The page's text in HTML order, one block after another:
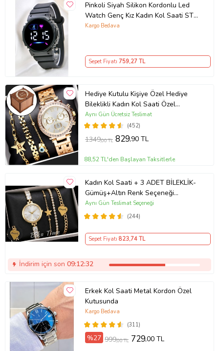
Pinkoli Siyah Silikon Kordonlu Led
Watch Genç Kız Kadın Kol Saati ST-
304141
Kargo Bedava
Sepet Fiyatı 759,27 TL
Hediye Kutulu Kişiye Özel Hediye
Bileklikli Kadın Kol Saati Özel
Kutusunda (Gold)
(452)
Aynı Gün Ücretsiz Teslimat
1349,00 TL 829,90 TL
88,52 TL'den Başlayan Taksitlerle
Kadın Kol Saati + 3 ADET BİLEKLİK-
Gümüş+Altın Renk Seçeneği
ayarlanabilir kordon Kadın Kol Saati
BİLEKLİK HEDİYE Altın Renk - Kız
(244)
Aynı Gün Teslimat Seçeneği
Sepet Fiyatı 823,74 TL
İndirim için son 09:12:32
Erkek Kol Saati Metal Kordon Özel
Kutusunda
(311)
Kargo Bedava
%27 999,00 TL 729,00 TL